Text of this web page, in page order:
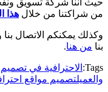
من شراكتنا من خلال هذا
وكذلك يمكنكم الاتصال
بنا من هنا.
Tags: الاحترافية في تصميم
والعميلتصميم مواقع